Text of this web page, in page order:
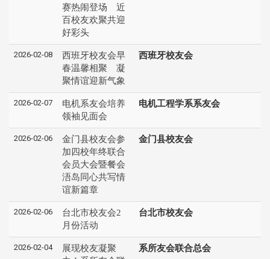
赛热闹登场 近
百校友欢聚共迎
好彩头
2026-02-08
西班牙校友会早
春温馨相聚 凝
聚情谊迎新气象
西班牙校友会
2026-02-07
电机系友会培养
领袖见面会
电机工程学系系友会
2026-02-06
金门县校友会参
加四校年终联合
会员大会暨餐会
浯岛同心共写情
谊新篇章
金门县校友会
2026-02-06
台北市校友会2
月份活动
台北市校友会
2026-02-04
展现校友凝聚
系所友会联合总会